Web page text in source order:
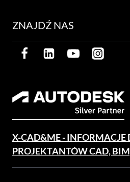
ZNAJDŹ NAS
X-CAD&ME - INFORMACJE
PROJEKTANTÓW CAD,